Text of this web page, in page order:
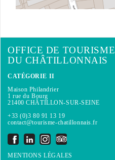
OFFICE DE TOURISME
DU CHÂTILLONNAIS
CATÉGORIE II
Maison Philandrier
1 rue du Bourg
21400 CHÂTILLON-SUR-SEINE
+33 (0)3 80 91 13 19
contact@tourisme-chatillonnais.fr
MENTIONS LÉGALES